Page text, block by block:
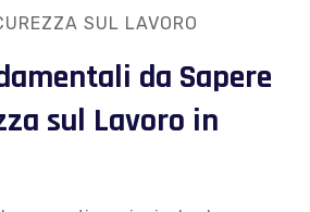
SUL LAVORO
da Sapere
sul Lavoro in